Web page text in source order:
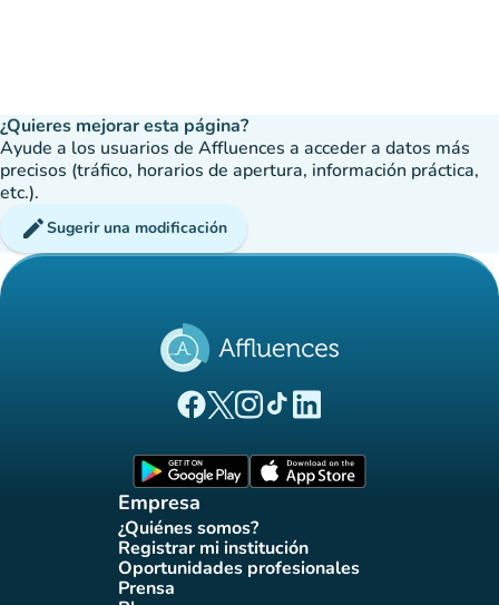
¿Quieres mejorar esta página?
Ayude a los usuarios de Affluences a acceder a datos más
precisos (tráfico, horarios de apertura, información práctica,
etc.).
editSugerir una modificación
(nueva pestaña)
(nueva pestaña)
(nueva pestaña)
(nueva pestaña)
(nueva pestaña)
Empresa
¿Quiénes somos?
(nueva pestaña)
Registrar mi institución
(nueva pestaña)
Oportunidades profesionales
(nueva pestaña)
Prensa(nueva pestaña)